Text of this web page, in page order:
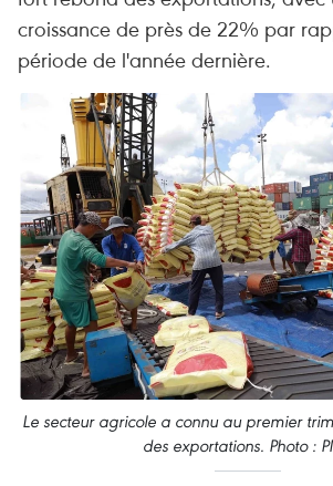
croissance de près de 22% par
période de l'année dernière.
Le secteur agricole a connu au premier
des exportations. Photo :